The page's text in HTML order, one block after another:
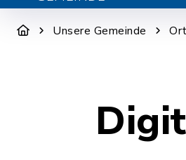
Unsere Gemeinde